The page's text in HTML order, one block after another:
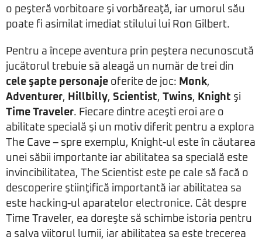
o peşteră vorbitoare şi vorbăreaţă, iar umorul său
poate fi asimilat imediat stilului lui Ron Gilbert.
Pentru a începe aventura prin peştera necunoscută
jucătorul trebuie să aleagă un număr de trei din
cele şapte personaje oferite de joc: Monk,
Adventurer, Hillbilly, Scientist, Twins, Knight şi
Time Traveler. Fiecare dintre aceşti eroi are o
abilitate specială şi un motiv diferit pentru a explora
The Cave – spre exemplu, Knight-ul este în căutarea
unei săbii importante iar abilitatea sa specială este
invincibilitatea, The Scientist este pe cale să facă o
descoperire ştiinţifică importantă iar abilitatea sa
este hacking-ul aparatelor electronice. Cât despre
Time Traveler, ea doreşte să schimbe istoria pentru
a salva viitorul lumii, iar abilitatea sa este trecerea